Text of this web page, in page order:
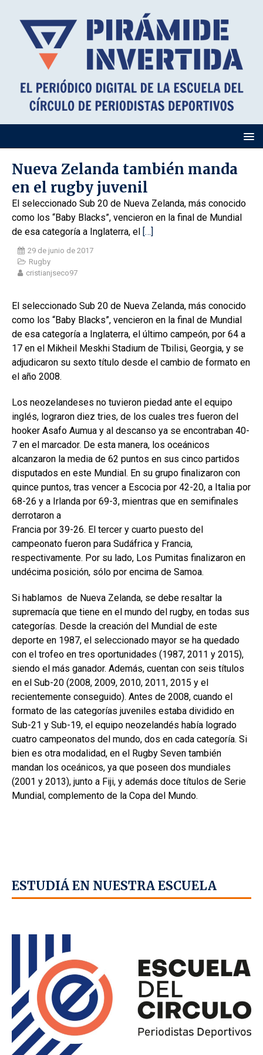
Nueva Zelanda también manda
en el rugby juvenil
El seleccionado Sub 20 de Nueva Zelanda, más conocido
como los “Baby Blacks”, vencieron en la final de Mundial
de esa categoría a Inglaterra, el […]
29 de junio de 2017
Rugby
cristianjseco97
El seleccionado Sub 20 de Nueva Zelanda, más conocido
como los “Baby Blacks”, vencieron en la final de Mundial
de esa categoría a Inglaterra, el último campeón, por 64 a
17 en el Mikheil Meskhi Stadium de Tbilisi, Georgia, y se
adjudicaron su sexto título desde el cambio de formato en
el año 2008.
Los neozelandeses no tuvieron piedad ante el equipo
inglés, lograron diez tries, de los cuales tres fueron del
hooker Asafo Aumua y al descanso ya se encontraban 40-
7 en el marcador. De esta manera, los oceánicos
alcanzaron la media de 62 puntos en sus cinco partidos
disputados en este Mundial. En su grupo finalizaron con
quince puntos, tras vencer a Escocia por 42-20, a Italia por
68-26 y a Irlanda por 69-3, mientras que en semifinales
derrotaron a
Francia por 39-26. El tercer y cuarto puesto del
campeonato fueron para Sudáfrica y Francia,
respectivamente. Por su lado, Los Pumitas finalizaron en
undécima posición, sólo por encima de Samoa.
Si hablamos de Nueva Zelanda, se debe resaltar la
supremacía que tiene en el mundo del rugby, en todas sus
categorías. Desde la creación del Mundial de este
deporte en 1987, el seleccionado mayor se ha quedado
con el trofeo en tres oportunidades (1987, 2011 y 2015),
siendo el más ganador. Además, cuentan con seis títulos
en el Sub-20 (2008, 2009, 2010, 2011, 2015 y el
recientemente conseguido). Antes de 2008, cuando el
formato de las categorías juveniles estaba dividido en
Sub-21 y Sub-19, el equipo neozelandés había logrado
cuatro campeonatos del mundo, dos en cada categoría. Si
bien es otra modalidad, en el Rugby Seven también
mandan los oceánicos, ya que poseen dos mundiales
(2001 y 2013), junto a Fiji, y además doce títulos de Serie
Mundial, complemento de la Copa del Mundo.
ESTUDIÁ EN NUESTRA ESCUELA